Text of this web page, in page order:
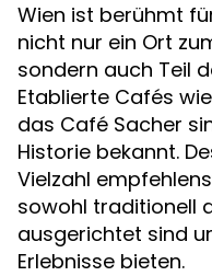
Wien ist berühmt
nicht nur ein Ort
sondern auch Teil
Etablierte Cafés
das Café Sacher
Historie bekannt.
Vielzahl
sowohl traditionell
ausgerichtet sind
Erlebnisse bieten.